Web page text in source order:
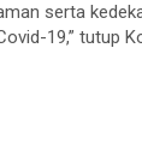
serta
19,” tutup